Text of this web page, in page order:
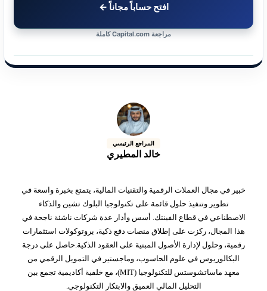
افتح حساباً مجاناً ←
مراجعة Capital.com كاملة
المراجع الرئيسي
خالد المطيري
خبير في مجال العملات الرقمية والتقنيات المالية، يتمتع بخبرة واسعة في
تطوير وتنفيذ حلول قائمة على تكنولوجيا البلوك تشين والذكاء
الاصطناعي في قطاع الفينتك. أسس وأدار عدة شركات ناشئة ناجحة في
هذا المجال، ركزت على إطلاق منصات دفع ذكية، بروتوكولات استثمارات
رقمية، وحلول لإدارة الأصول المبنية على العقود الذكية.حاصل على درجة
البكالوريوس في علوم الحاسوب، وماجستير في التمويل الرقمي من
معهد ماساتشوستس للتكنولوجيا (MIT)، مع خلفية أكاديمية تجمع بين
التحليل المالي العميق والابتكار التكنولوجي.